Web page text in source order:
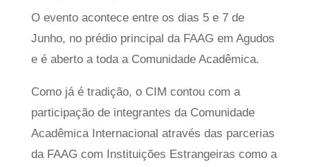
O evento acontece entre os dias 5 e 7 de
Junho, no prédio principal da FAAG em Agudos
e é aberto a toda a Comunidade Acadêmica.
Como já é tradição, o CIM contou com a
participação de integrantes da Comunidade
Acadêmica Internacional através das parcerias
da FAAG com Instituições Estrangeiras como a